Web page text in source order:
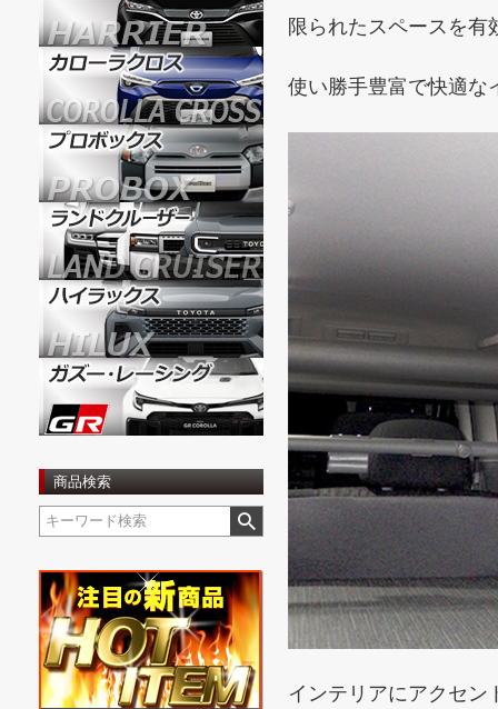
商品検索
限られたスペースを
使い勝手豊富で快適な
インテリアにアクセン